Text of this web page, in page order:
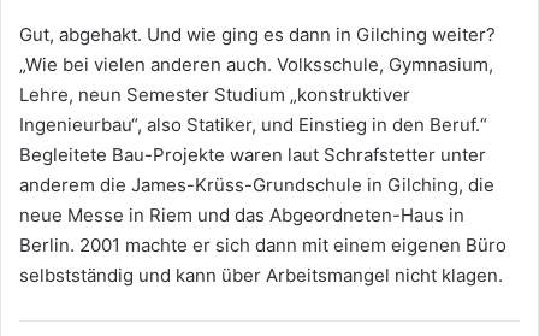
Gut, abgehakt. Und wie ging es dann in Gilching weiter?
„Wie bei vielen anderen auch. Volksschule, Gymnasium,
Lehre, neun Semester Studium „konstruktiver
Ingenieurbau“, also Statiker, und Einstieg in den Beruf.“
Begleitete Bau-Projekte waren laut Schrafstetter unter
anderem die James-Krüss-Grundschule in Gilching, die
neue Messe in Riem und das Abgeordneten-Haus in
Berlin. 2001 machte er sich dann mit einem eigenen Büro
selbstständig und kann über Arbeitsmangel nicht klagen.